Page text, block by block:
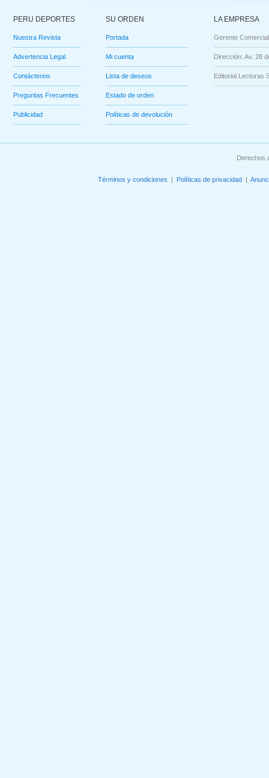
PERU DEPORTES
Nuestra Revista
Advertencia Legal
Contáctenos
Preguntas Frecuentes
Publicidad
SU ORDEN
Portada
Mi cuenta
Lista de deseos
Estado de orden
Políticas de devolución
LA EMPRESA
Gerente
Dirección: Av. 28
Editorial Lecturas
Derechos
Términos y condiciones Políticas de privacidad